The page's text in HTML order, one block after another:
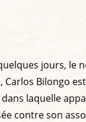
jours, le
Carlos Bilongo
laquelle
contre son